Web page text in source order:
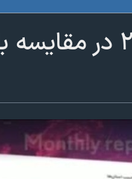
افزایش ۷۰ درصدی اعدام‌ها در اوت